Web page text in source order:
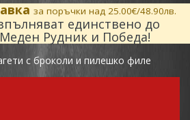
за поръчки над 25.00€/48.90лв.
единствено до
Рудник и Победа!
с броколи и пилешко филе